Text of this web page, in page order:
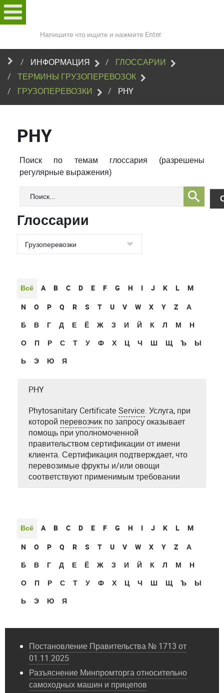
сайту
ИНФОРМАЦИЯ
ГЛОССАРИИ
ТЕРМИНЫ ГРУЗОПЕРЕВОЗОК
ГРУЗОПЕРЕВОЗКИ
PHY
PHY
Поиск по темам глоссария (разрешены
регулярные выражения)
Глоссарии
Всё A B C D E F G H I J K L
M
N
O P Q R S T U V W X Y Z
А
Б
В Г Д Е Ё Ж З И Й К Л М
Н
О
П Р С Т У Ф Х Ц Ч Ш Щ Ъ
Ы
Ь
Э Ю Я
PHY
Phytosanitary Certificate Service. Услуга, при
которой перевозчик по запросу оказывает
помощь при уполномоченной
правительством сертификации от имени
клиента. Сертификация подтверждает, что
перевозимые фрукты и/или овощи
соответствуют применимым требовании
Всё A B C D E F G H I J K L
M
N
O P Q R S T U V W X Y Z
А
Б
В Г Д Е Ё Ж З И Й К Л М
Н
О
П Р С Т У Ф Х Ц Ч Ш Щ Ъ
Ы
Ь
Э Ю Я
Постановление Правительства № 1713 от
01.11.2025
Разъяснение Минпромторга относительно
самоходных машин и прицепов